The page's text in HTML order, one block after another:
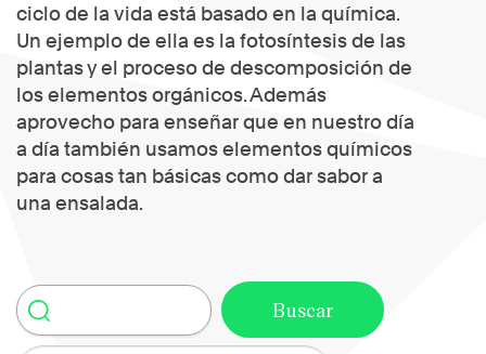
ciclo de la vida está basado en la química.
Un ejemplo de ella es la fotosíntesis de las
plantas y el proceso de descomposición de
los elementos orgánicos. Además
aprovecho para enseñar que en nuestro día
a día también usamos elementos químicos
para cosas tan básicas como dar sabor a
una ensalada.